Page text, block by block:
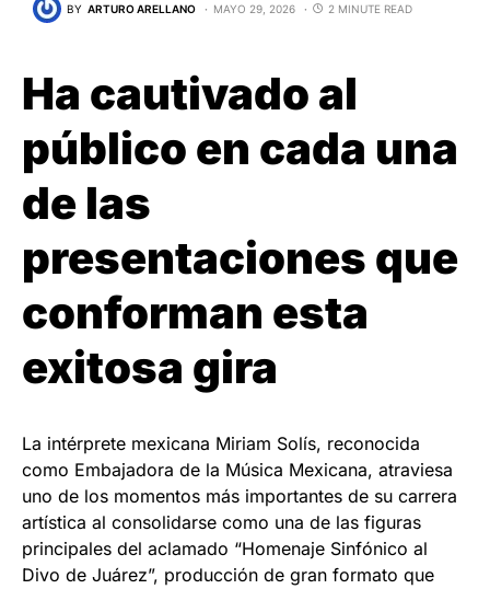
BY ARTURO ARELLANO MAYO 29, 2026 2 MINUTE READ
Ha cautivado al
público en cada una
de las
presentaciones que
conforman esta
exitosa gira
La intérprete mexicana Miriam Solís, reconocida
como Embajadora de la Música Mexicana, atraviesa
uno de los momentos más importantes de su carrera
artística al consolidarse como una de las figuras
principales del aclamado “Homenaje Sinfónico al
Divo de Juárez”, producción de gran formato que